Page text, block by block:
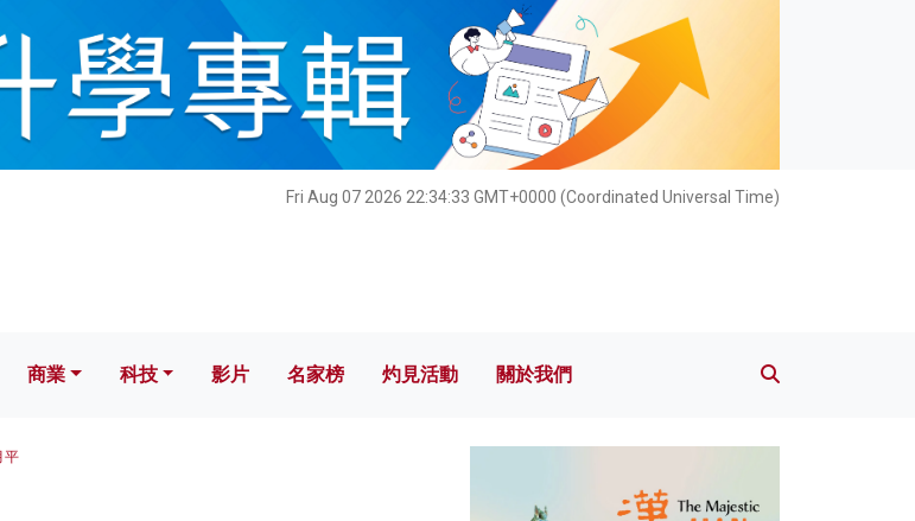
Fri Aug 07 2026 22:34:35 GMT+0000 (Coordinated Universal Time)
科技 影片 名家榜 灼見活動 關於我們
商業 科技 影片 名家榜 灼見活動 關於我們
平